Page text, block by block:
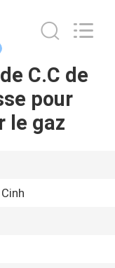
C.C de
pour
le gaz